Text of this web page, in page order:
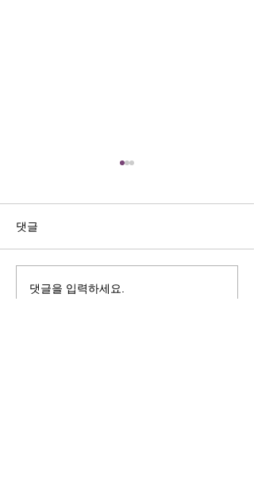
쓰러지는데는 이유가 있다 (사
댓글
댓글을 입력하세요.